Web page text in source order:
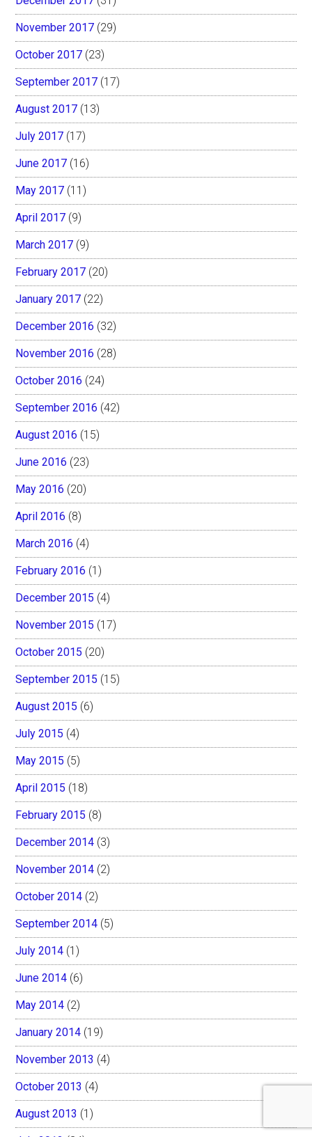
November 2017 (29)
October 2017 (23)
September 2017 (17)
August 2017 (13)
July 2017 (17)
June 2017 (16)
May 2017 (11)
April 2017 (9)
March 2017 (9)
February 2017 (20)
January 2017 (22)
December 2016 (32)
November 2016 (28)
October 2016 (24)
September 2016 (42)
August 2016 (15)
June 2016 (23)
May 2016 (20)
April 2016 (8)
March 2016 (4)
February 2016 (1)
December 2015 (4)
November 2015 (17)
October 2015 (20)
September 2015 (15)
August 2015 (6)
July 2015 (4)
May 2015 (5)
April 2015 (18)
February 2015 (8)
December 2014 (3)
November 2014 (2)
October 2014 (2)
September 2014 (5)
July 2014 (1)
June 2014 (6)
May 2014 (2)
January 2014 (19)
November 2013 (4)
October 2013 (4)
August 2013 (1)